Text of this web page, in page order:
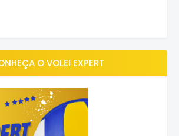
O VOLEI EXPERT